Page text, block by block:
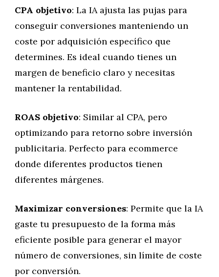
CPA objetivo: La IA ajusta las pujas para
conseguir conversiones manteniendo un
coste por adquisición específico que
determines. Es ideal cuando tienes un
margen de beneficio claro y necesitas
mantener la rentabilidad.
ROAS objetivo: Similar al CPA, pero
optimizando para retorno sobre inversión
publicitaria. Perfecto para ecommerce
donde diferentes productos tienen
diferentes márgenes.
Maximizar conversiones: Permite que la IA
gaste tu presupuesto de la forma más
eficiente posible para generar el mayor
número de conversiones, sin límite de coste
por conversión.